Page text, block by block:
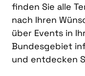
finden Sie alle
nach Ihren
über Events in
Bundesgebiet
und entdecken